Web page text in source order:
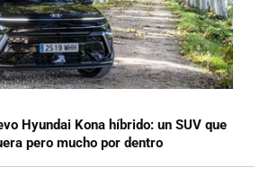
Hyundai Kona híbrido: un SUV que
pero mucho por dentro